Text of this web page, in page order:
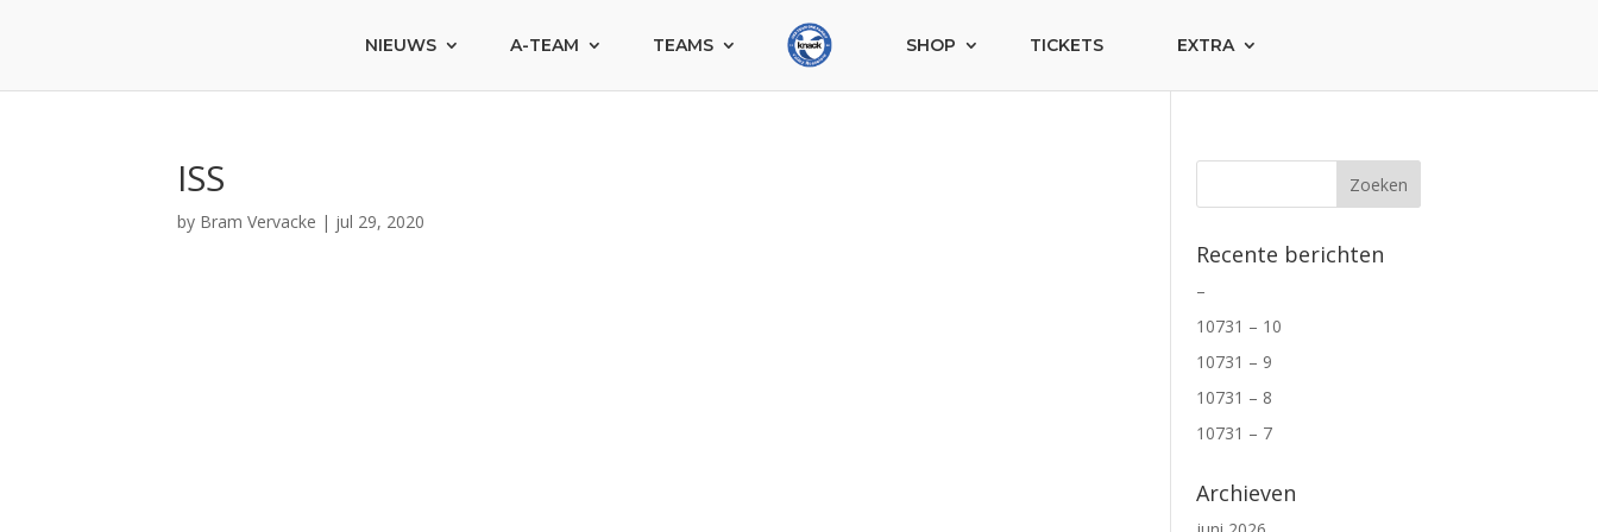
NIEUWS A-TEAM TEAMS SHOP TICKETS EXTRA
ISS
by Bram Vervacke | jul 29, 2020
Recente berichten
–
10731 – 10
10731 – 9
10731 – 8
10731 – 7
Archieven